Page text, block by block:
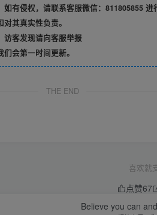
有侵权，请联系客服微信：811805855 进
其真实性负责。
访客发现请向客服举报
会第一时间更新。
THE END
喜欢就
点赞67
Believe you can